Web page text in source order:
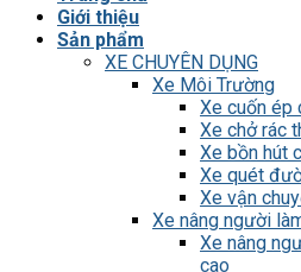
Giới thiệu
Sản phẩm
XE CHUYÊN DỤNG
Xe Môi Trường
Xe cuốn ép
Xe chở rác
Xe bồn hút
Xe quét
Xe vận
Xe nâng người
Xe nâng
cao